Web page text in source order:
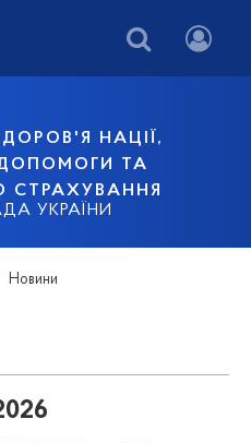
НАЦІЇ,
ТА
СТРАХУВАННЯ
УКРАЇНИ
Новини